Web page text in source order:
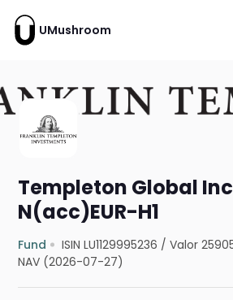
UMushroom
Templeton Global
N(acc)EUR-H1
Fund ISIN LU1129995236 /Valor
NAV (2026-07-27)